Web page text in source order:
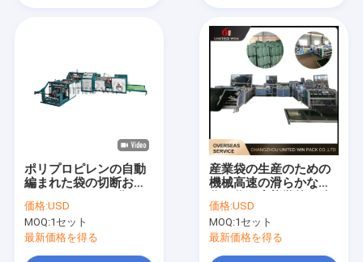
ポリプロピレンの自動
編まれた袋の切断およ
価格:USD
MOQ:1セット
最新価格を得る
産業袋の生産のための
機械高速の滑らかな操
まれた袋
価格:USD
MOQ:1セット
最新価格を得る